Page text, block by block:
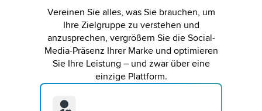
Vereinen Sie alles, was Sie brauchen, um
Ihre Zielgruppe zu verstehen und
anzusprechen, vergrößern Sie die Social-
Media-Präsenz Ihrer Marke und optimieren
Sie Ihre Leistung – und zwar über eine
einzige Plattform.